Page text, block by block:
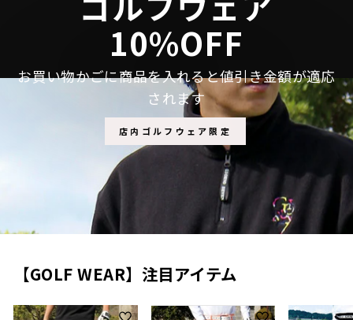
10%OFF
お買い物かごに商品を入れると値引き金額が適応
されます
店内ゴルフウェア限定
【GOLF WEAR】注目アイテム